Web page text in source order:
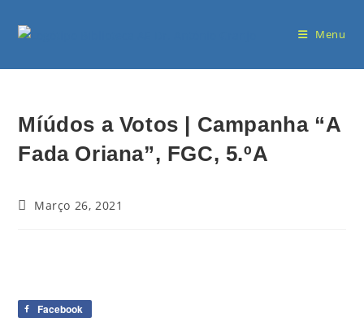
Menu
Míúdos a Votos | Campanha “A
Fada Oriana”, FGC, 5.ºA
Março 26, 2021
Facebook